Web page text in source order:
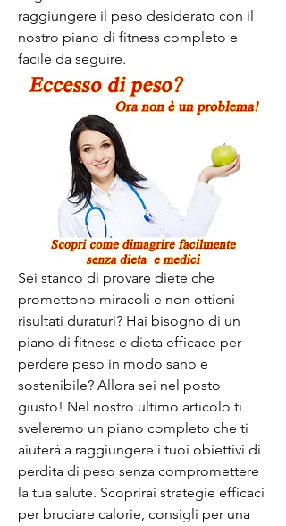
raggiungere il peso desiderato con il
nostro piano di fitness completo e
facile da seguire.
Sei stanco di provare diete che
promettono miracoli e non ottieni
risultati duraturi? Hai bisogno di un
piano di fitness e dieta efficace per
perdere peso in modo sano e
sostenibile? Allora sei nel posto
giusto! Nel nostro ultimo articolo ti
sveleremo un piano completo che ti
aiuterà a raggiungere i tuoi obiettivi di
perdita di peso senza compromettere
la tua salute. Scoprirai strategie efficaci
per bruciare calorie, consigli per una